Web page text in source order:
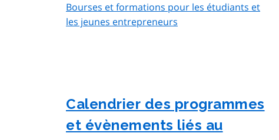
Bourses et formations pour les étudiants et
les jeunes entrepreneurs
Calendrier des programmes
et évènements liés au